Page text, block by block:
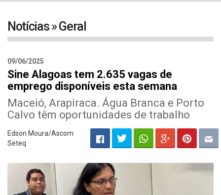
Notícias » Geral
09/06/2025
Sine Alagoas tem 2.635 vagas de
emprego disponíveis esta semana
Maceió, Arapiraca. Água Branca e Porto
Calvo têm oportunidades de trabalho
Edson Moura/Ascom
Seteq